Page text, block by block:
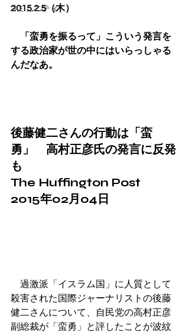
コミュニティ
2015.2.5（木）
「蛮勇を振るって」こういう発言を
する政治家が世の中にはいらっしゃる
んだなあ。
後藤健二さんの行動は「蛮
勇」　高村正彦氏の発言に反発
も
The Huffington Post
2015年02月04日​
過激派「イスラム国」に人質として
殺害された国際ジャーナリストの後藤
健二さんについて、自民党の高村正彦
副総裁が「蛮勇」と評したことが波紋